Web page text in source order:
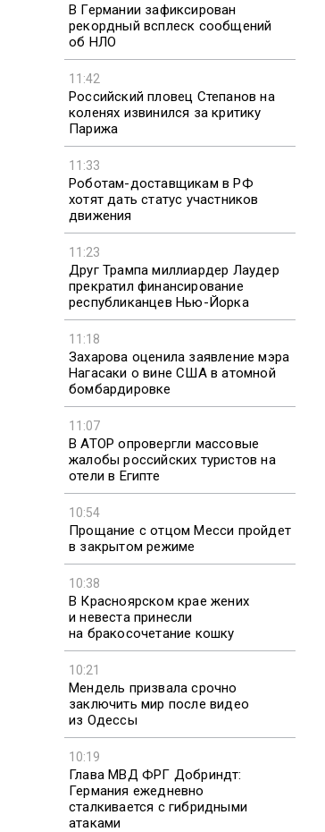
В Германии зафиксирован
рекордный всплеск сообщений
об НЛО
11:42
Российский пловец Степанов на
коленях извинился за критику
Парижа
11:33
Роботам-доставщикам в РФ
хотят дать статус участников
движения
11:23
Друг Трампа миллиардер Лаудер
прекратил финансирование
республиканцев Нью-Йорка
11:18
Захарова оценила заявление мэра
Нагасаки о вине США в атомной
бомбардировке
11:07
В АТОР опровергли массовые
жалобы российских туристов на
отели в Египте
10:54
Прощание с отцом Месси пройдет
в закрытом режиме
10:38
В Красноярском крае жених
и невеста принесли
на бракосочетание кошку
10:21
Мендель призвала срочно
заключить мир после видео
из Одессы
10:19
Глава МВД ФРГ Добриндт:
Германия ежедневно
сталкивается с гибридными
атаками